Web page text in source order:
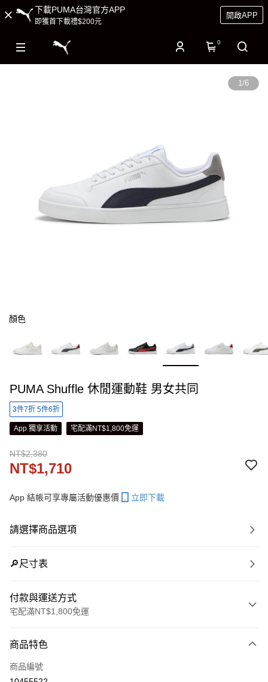
下載PUMA台灣官方APP
即獲首下載禮$200元
開啟APP
0
1/6
顏色
PUMA Shuffle 休閒運動鞋 男女共同
3件7折 5件6折
App 獨享活動 宅配滿NT$1,800免運
NT$2,380
NT$1,710
App 結帳可享專屬活動優惠價 立即下載
請選擇商品選項
🔎尺寸表
付款與運送方式
宅配滿NT$1,800免運
信用卡一次付款
LINE Pay
商品特色
商品編號